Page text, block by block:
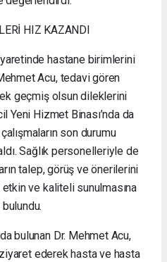
HIZ KAZANDI
hastane birimlerini
Acu, tedavi gören
geçmiş olsun dileklerini
Yeni Hizmet Binası’nda da
son durumu
Sağlık personelleriyle de
talep, görüş ve önerilerini
ve kaliteli sunulmasına
bulunan Dr. Mehmet Acu,
ederek hasta ve hasta